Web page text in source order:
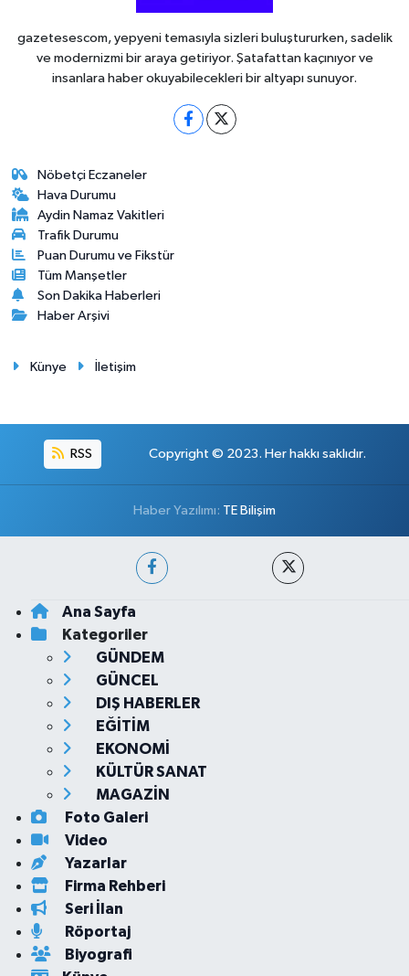
gazetesescom, yepyeni temasıyla sizleri buluştururken, sadelik
ve modernizmi bir araya getiriyor. Şatafattan kaçınıyor ve
insanlara haber okuyabilecekleri bir altyapı sunuyor.
Nöbetçi Eczaneler
Hava Durumu
Aydin Namaz Vakitleri
Trafik Durumu
Puan Durumu ve Fikstür
Tüm Manşetler
Son Dakika Haberleri
Haber Arşivi
Künye İletişim
RSS Copyright © 2023. Her hakkı saklıdır.
Haber Yazılımı: TE Bilişim
Ana Sayfa
Kategoriler
GÜNDEM
GÜNCEL
DIŞ HABERLER
EĞİTİM
EKONOMİ
KÜLTÜR SANAT
MAGAZİN
Foto Galeri
Video
Yazarlar
Firma Rehberi
Seri İlan
Röportaj
Biyografi